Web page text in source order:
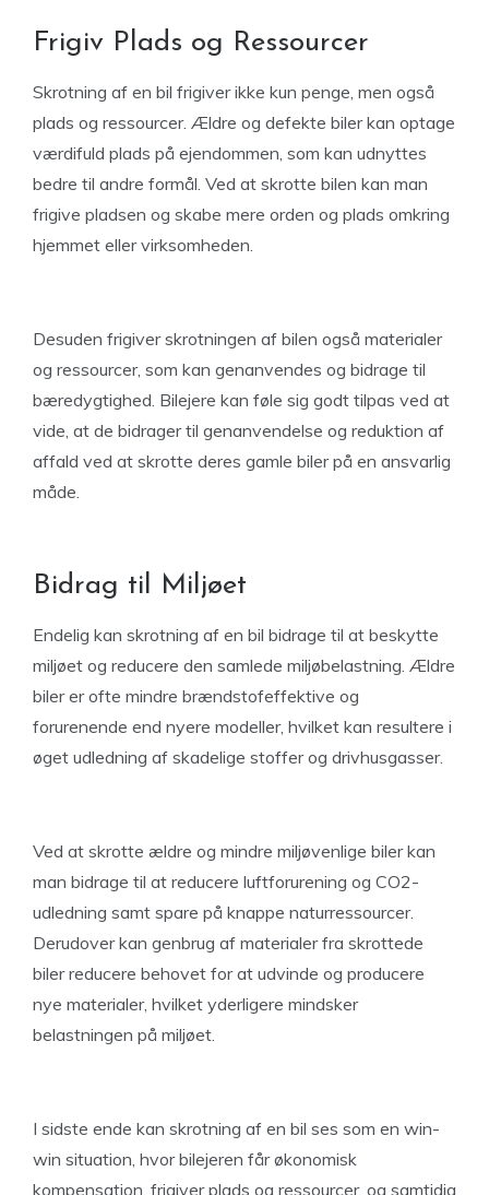
Frigiv Plads og Ressourcer
Skrotning af en bil frigiver ikke kun penge, men også
plads og ressourcer. Ældre og defekte biler kan optage
værdifuld plads på ejendommen, som kan udnyttes
bedre til andre formål. Ved at skrotte bilen kan man
frigive pladsen og skabe mere orden og plads omkring
hjemmet eller virksomheden.
Desuden frigiver skrotningen af bilen også materialer
og ressourcer, som kan genanvendes og bidrage til
bæredygtighed. Bilejere kan føle sig godt tilpas ved at
vide, at de bidrager til genanvendelse og reduktion af
affald ved at skrotte deres gamle biler på en ansvarlig
måde.
Bidrag til Miljøet
Endelig kan skrotning af en bil bidrage til at beskytte
miljøet og reducere den samlede miljøbelastning. Ældre
biler er ofte mindre brændstofeffektive og
forurenende end nyere modeller, hvilket kan resultere i
øget udledning af skadelige stoffer og drivhusgasser.
Ved at skrotte ældre og mindre miljøvenlige biler kan
man bidrage til at reducere luftforurening og CO2-
udledning samt spare på knappe naturressourcer.
Derudover kan genbrug af materialer fra skrottede
biler reducere behovet for at udvinde og producere
nye materialer, hvilket yderligere mindsker
belastningen på miljøet.
I sidste ende kan skrotning af en bil ses som en win-
win situation, hvor bilejeren får økonomisk
kompensation, frigiver plads og ressourcer, og samtidig